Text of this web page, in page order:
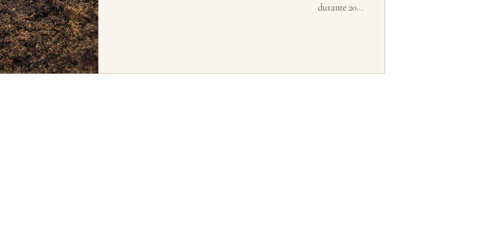
durante 20...